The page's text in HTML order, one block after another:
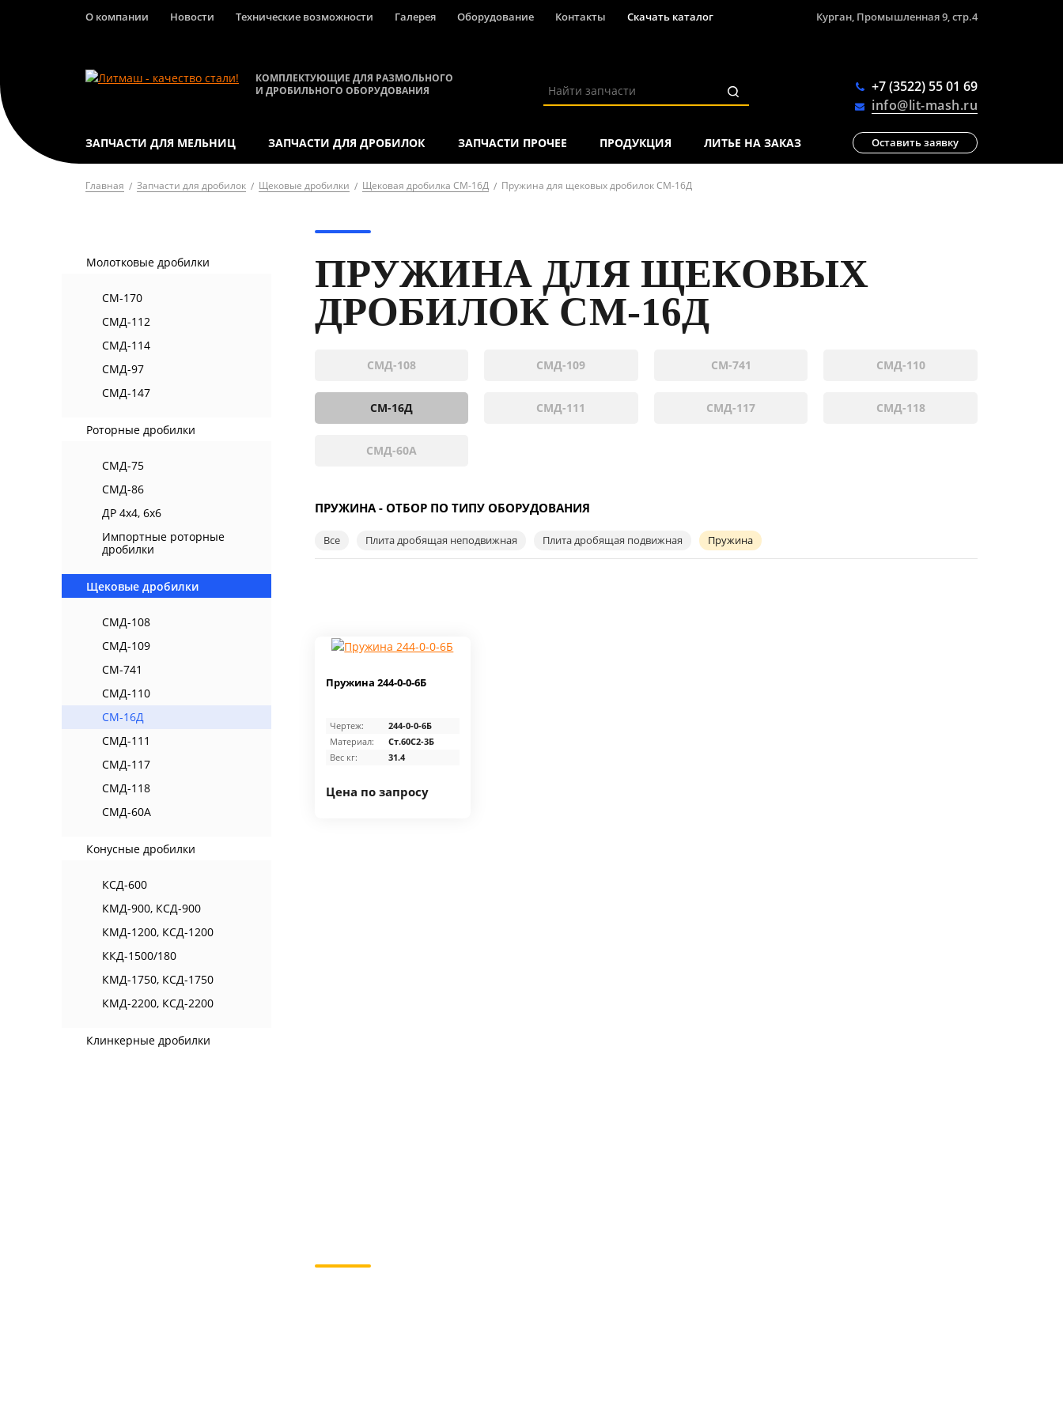
О компании Новости Технические возможности Галерея Оборудование Контакты Скачать каталог Курган, Промышленная 9, стр.4
КОМПЛЕКТУЮЩИЕ ДЛЯ РАЗМОЛЬНОГО
И ДРОБИЛЬНОГО ОБОРУДОВАНИЯ
+7 (3522) 55 01 69
info@lit-mash.ru
ЗАПЧАСТИ ДЛЯ МЕЛЬНИЦ ЗАПЧАСТИ ДЛЯ ДРОБИЛОК ЗАПЧАСТИ ПРОЧЕЕ ПРОДУКЦИЯ ЛИТЬЕ НА ЗАКАЗ Оставить заявку
Главная Запчасти для дробилок Щековые дробилки Щековая дробилка СМ-16Д Пружина для щековых дробилок СМ-16Д
Молотковые дробилки
СМ-170
СМД-112
СМД-114
СМД-97
СМД-147
Роторные дробилки
СМД-75
СМД-86
ДР 4х4, 6х6
Импортные роторные
дробилки
Щековые дробилки
СМД-108
СМД-109
СМ-741
СМД-110
СМ-16Д
СМД-111
СМД-117
СМД-118
СМД-60А
Конусные дробилки
КСД-600
КМД-900, КСД-900
КМД-1200, КСД-1200
ККД-1500/180
КМД-1750, КСД-1750
КМД-2200, КСД-2200
Клинкерные дробилки
ПРУЖИНА ДЛЯ ЩЕКОВЫХ
ДРОБИЛОК СМ-16Д
СМД-108 СМД-109 СМ-741 СМД-110
СМ-16Д СМД-111 СМД-117 СМД-118
СМД-60А
ПРУЖИНА - ОТБОР ПО ТИПУ ОБОРУДОВАНИЯ
Все Плита дробящая неподвижная Плита дробящая подвижная Пружина
Пружина 244-0-0-6Б
Чертеж:
244-0-0-6Б
Материал:
Ст.60С2-3Б
Вес кг:
31.4
Цена по запросу